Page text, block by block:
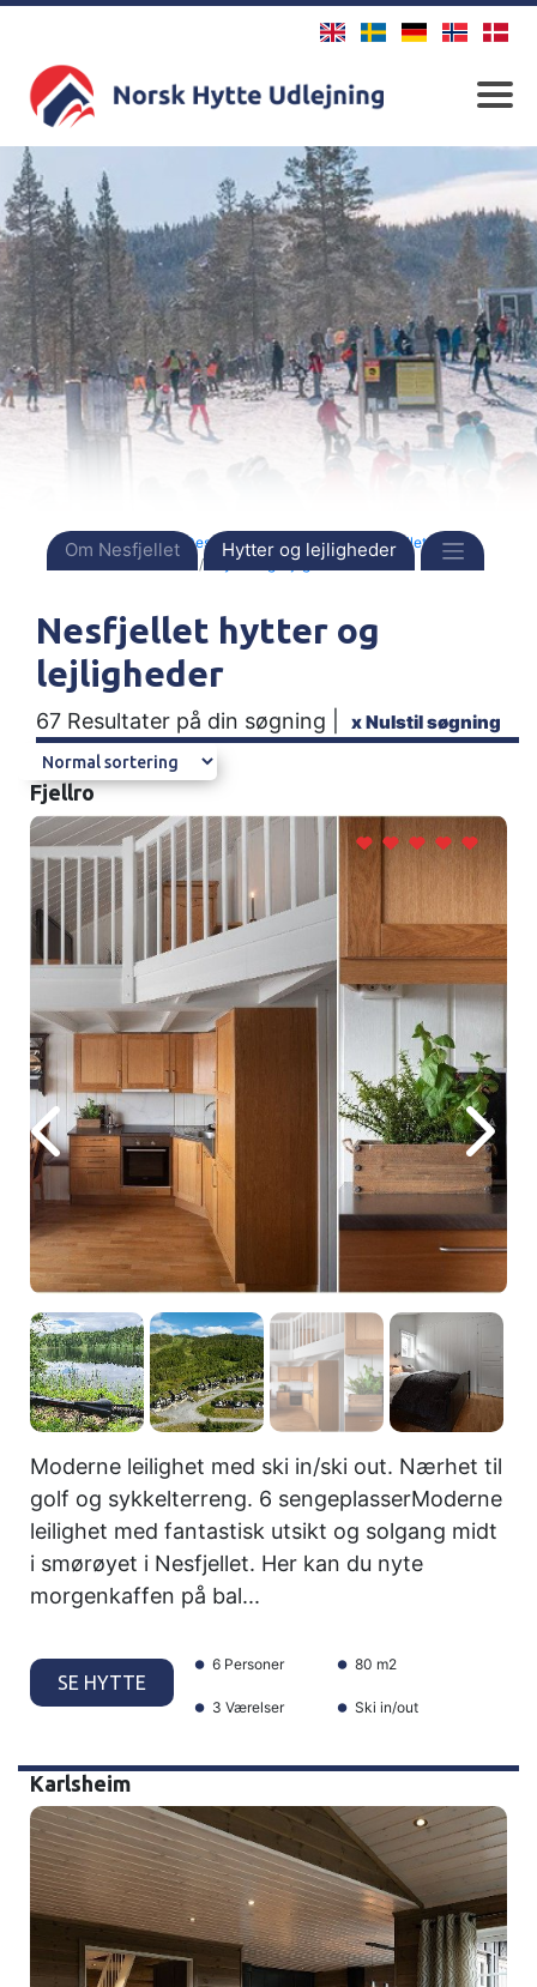
Om Nesfjellet Hytter og lejligheder
Forside Destinationer Norge
Nesfjellet
Hytter og lejligheder
Nesfjellet hytter og
lejligheder
67 Resultater på din søgning | xNulstil søgning
Fjellro
Moderne leilighet med ski in/ski out. Nærhet til
golf og sykkelterreng. 6 sengeplasserModerne
leilighet med fantastisk utsikt og solgang midt
i smørøyet i Nesfjellet. Her kan du nyte
morgenkaffen på bal...
SE HYTTE
6 Personer 80 m2
3 Værelser Ski in/out
Karlsheim